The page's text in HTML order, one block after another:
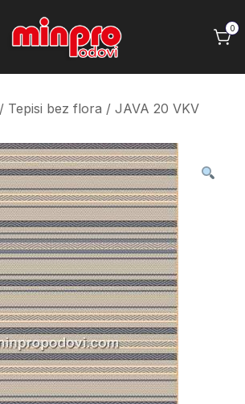
Minpro podovi
0
/ Tepisi bez flora / JAVA 20 VKV